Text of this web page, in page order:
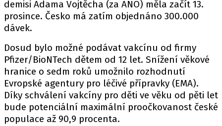
demisi Adama Vojtěcha (za ANO) měla začít 13.
prosince. Česko má zatím objednáno 300.000
dávek.
Dosud bylo možné podávat vakcínu od firmy
Pfizer/BioNTech dětem od 12 let. Snížení věkové
hranice o sedm roků umožnilo rozhodnutí
Evropské agentury pro léčivé přípravky (EMA).
Díky schválení vakcíny pro děti ve věku od pěti let
bude potenciální maximální proočkovanost české
populace až 90,9 procenta.